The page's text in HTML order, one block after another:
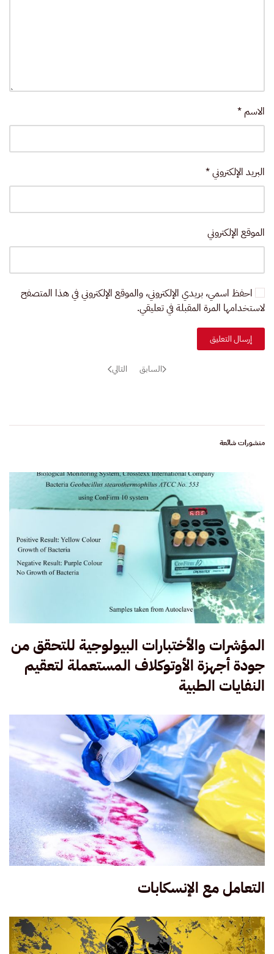
الاسم *
البريد الإلكتروني*
الموقع الإلكتروني
احفظ اسمي، بريدي الإلكتروني، والموقع الإلكتروني في هذا المتصفح
لاستخدامها المرة المقبلة في تعليقي.
إرسال التعليق
السابق التالي
منشورات شائعة
المؤشرات والأختبارات البيولوجية للتحقق من
جودة أجهزة الأوتوكلاف المستعملة لتعقيم
النفايات الطبية
التعامل مع الإنسكابات